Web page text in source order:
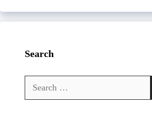
Search
Search
for: